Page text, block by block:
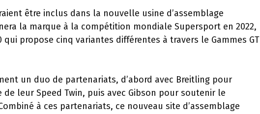
être inclus dans la nouvelle usine d’assemblage
la marque à la compétition mondiale Supersport en 2022,
propose cinq variantes différentes à travers le Gammes GT
un duo de partenariats, d’abord avec Breitling pour
leur Speed ​​Twin, puis avec Gibson pour soutenir le
à ces partenariats, ce nouveau site d’assemblage